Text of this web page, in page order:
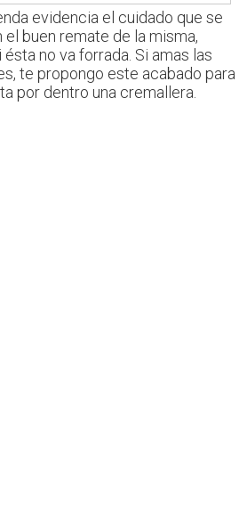
evidencia el cuidado que se
el buen remate de la misma,
no va forrada. Si amas las
te propongo este acabado para
por dentro una cremallera.